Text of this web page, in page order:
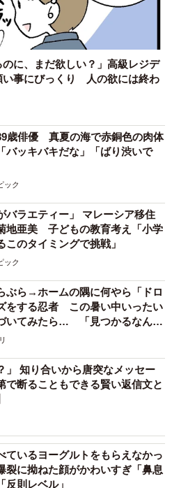
目＝無重力猫ミルコのお家さん
集はこちら】
のに、まだ欲しい？」高級レジデ
い事にびっくり 人の欲には終わ
歳俳優 真夏の海で赤銅色の肉体
ッキバキだな」「ばり渋いで
ック
バラエティー」 マレーシア移住
地亜美 子どもの教育考え「小学
このタイミングで挑戦」
ック
ぶら→ホームの隅に何やら「ドロ
をする忍者 この暑い中いったい
いてみたら… 「見つかるなんて
」 知り合いから唐突なメッセー
断ることもできる賢い返信文と
ているヨーグルトをもらえなかっ
裂に拗ねた顔がかわいすぎ「鼻息
反則レベル」